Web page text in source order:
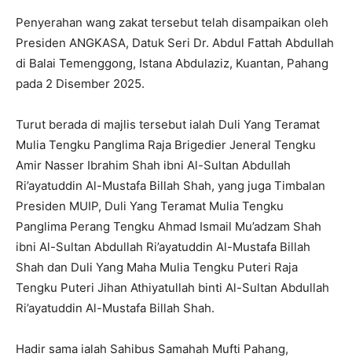
Penyerahan wang zakat tersebut telah disampaikan oleh
Presiden ANGKASA, Datuk Seri Dr. Abdul Fattah Abdullah
di Balai Temenggong, Istana Abdulaziz, Kuantan, Pahang
pada 2 Disember 2025.
Turut berada di majlis tersebut ialah Duli Yang Teramat
Mulia Tengku Panglima Raja Brigedier Jeneral Tengku
Amir Nasser Ibrahim Shah ibni Al-Sultan Abdullah
Ri’ayatuddin Al-Mustafa Billah Shah, yang juga Timbalan
Presiden MUIP, Duli Yang Teramat Mulia Tengku
Panglima Perang Tengku Ahmad Ismail Mu’adzam Shah
ibni Al-Sultan Abdullah Ri’ayatuddin Al-Mustafa Billah
Shah dan Duli Yang Maha Mulia Tengku Puteri Raja
Tengku Puteri Jihan Athiyatullah binti Al-Sultan Abdullah
Ri’ayatuddin Al-Mustafa Billah Shah.
Hadir sama ialah Sahibus Samahah Mufti Pahang,